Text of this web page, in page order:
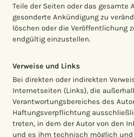
Teile der Seiten oder das gesamte
gesonderte Ankündigung zu
löschen oder die Veröffentlichung
endgültig einzustellen.
Verweise und Links
Bei direkten oder indirekten
Internetseiten (Links), die
Verantwortungsbereiches des
Haftungsverpflichtung
treten, in dem der Autor von den
und es ihm technisch möglich